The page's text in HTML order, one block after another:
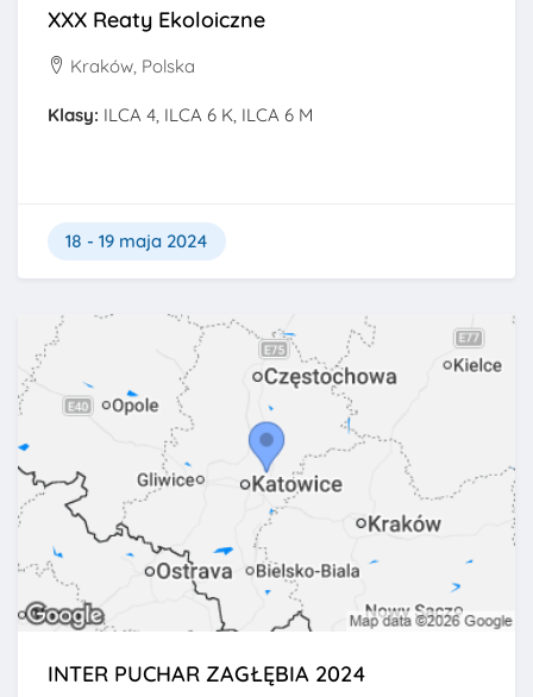
XXX Reaty Ekoloiczne
Kraków, Polska
Klasy: ILCA 4, ILCA 6 K, ILCA 6 M
18 - 19 maja 2024
INTER PUCHAR ZAGŁĘBIA 2024